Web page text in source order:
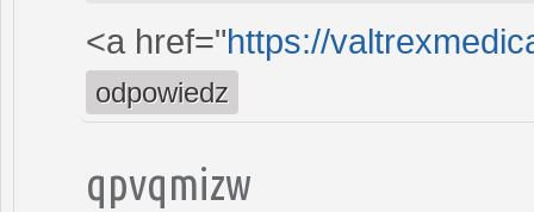
<a href="https://
odpowiedz
qpvqmizw